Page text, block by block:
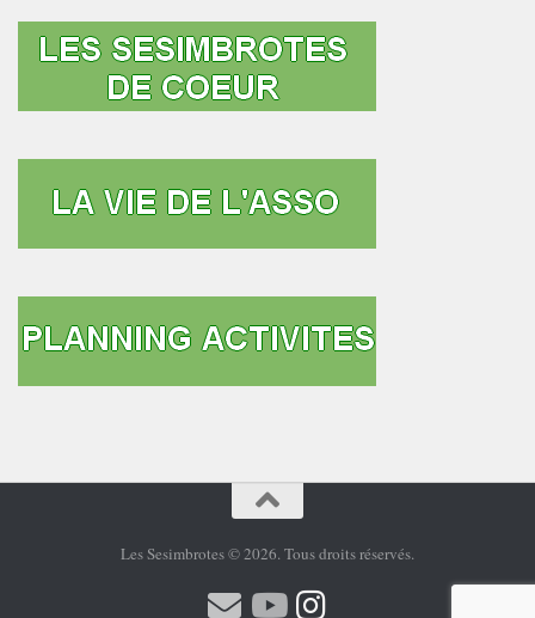
Les Sesimbrotes © 2026. Tous droits réservés.